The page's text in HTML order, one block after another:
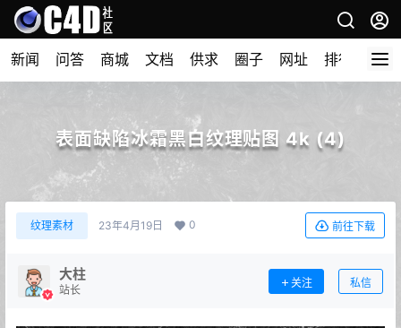
新闻 问答 商城 文档 供求 圈子 网址 排行榜
表面缺陷冰霜黑白纹理贴图 4k (4)
纹理素材 23年4月19日 0 前往下载
大柱
站长
关注 私信